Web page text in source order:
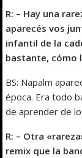
R: – Hay una
aparecés vos
infantil de la
bastante, cómo
BS: Napalm
época. Era todo
de aprender de
R: – Otra
remix que la